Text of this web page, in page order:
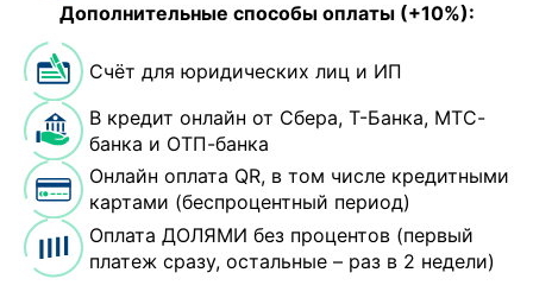
Дополнительные способы оплаты (+10%):
Счёт для юридических лиц и ИП
В кредит онлайн от Сбера, Т-Банка, МТС-
банка и ОТП-банка
Онлайн оплата QR, в том числе кредитными
картами (беспроцентный период)
Оплата ДОЛЯМИ без процентов (первый
платеж сразу, остальные – раз в 2 недели)